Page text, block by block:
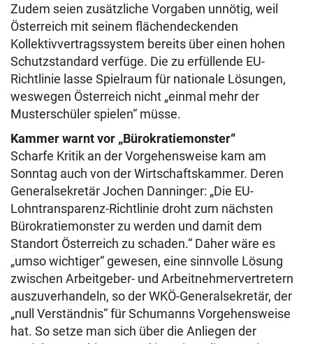
Zudem seien zusätzliche Vorgaben unnötig, weil
Österreich mit seinem flächendeckenden
Kollektivvertragssystem bereits über einen hohen
Schutzstandard verfüge. Die zu erfüllende EU-
Richtlinie lasse Spielraum für nationale Lösungen,
weswegen Österreich nicht „einmal mehr der
Musterschüler spielen“ müsse.
Kammer warnt vor „Bürokratiemonster“
Scharfe Kritik an der Vorgehensweise kam am
Sonntag auch von der Wirtschaftskammer. Deren
Generalsekretär Jochen Danninger: „Die EU-
Lohntransparenz-Richtlinie droht zum nächsten
Bürokratiemonster zu werden und damit dem
Standort Österreich zu schaden.“ Daher wäre es
„umso wichtiger“ gewesen, eine sinnvolle Lösung
zwischen Arbeitgeber- und Arbeitnehmervertretern
auszuverhandeln, so der WKÖ-Generalsekretär, der
„null Verständnis“ für Schumanns Vorgehensweise
hat. So setze man sich über die Anliegen der